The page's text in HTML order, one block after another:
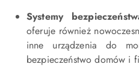
Systemy
oferuje również
inne urządzenia do
bezpieczeństwo domów i